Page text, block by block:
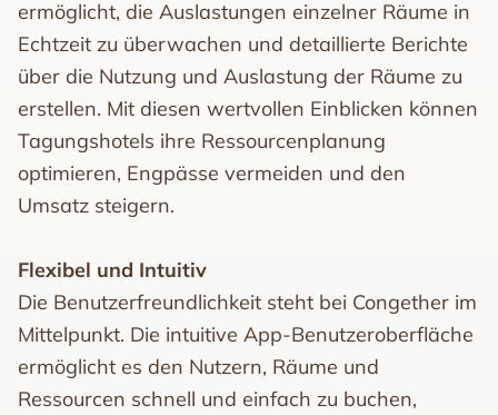
ermöglicht, die Auslastungen einzelner Räume in
Echtzeit zu überwachen und detaillierte Berichte
über die Nutzung und Auslastung der Räume zu
erstellen. Mit diesen wertvollen Einblicken können
Tagungshotels ihre Ressourcenplanung
optimieren, Engpässe vermeiden und den
Umsatz steigern.
Flexibel und Intuitiv
Die Benutzerfreundlichkeit steht bei Congether im
Mittelpunkt. Die intuitive App-Benutzeroberfläche
ermöglicht es den Nutzern, Räume und
Ressourcen schnell und einfach zu buchen,